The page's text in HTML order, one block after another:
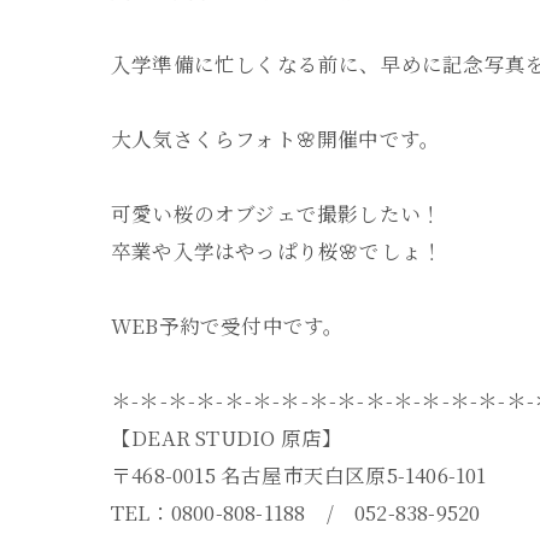
入学準備に忙しくなる前に、早めに記念写真
大人気さくらフォト🌸開催中です。
可愛い桜のオブジェで撮影したい！
卒業や入学はやっぱり桜🌸でしょ！
WEB予約で受付中です。
＊-＊-＊-＊-＊-＊-＊-＊-＊-＊-＊-＊-＊-＊-＊-
【DEAR STUDIO 原店】
〒468-0015 名古屋市天白区原5-1406-101
TEL：0800-808-1188 / 052-838-9520